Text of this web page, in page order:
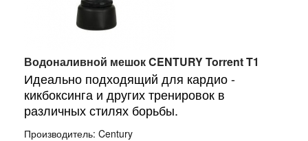
Водоналивной мешок CENTURY Torrent T1
Идеально подходящий для кардио -
кикбоксинга и других тренировок в
различных стилях борьбы.
Производитель: Century